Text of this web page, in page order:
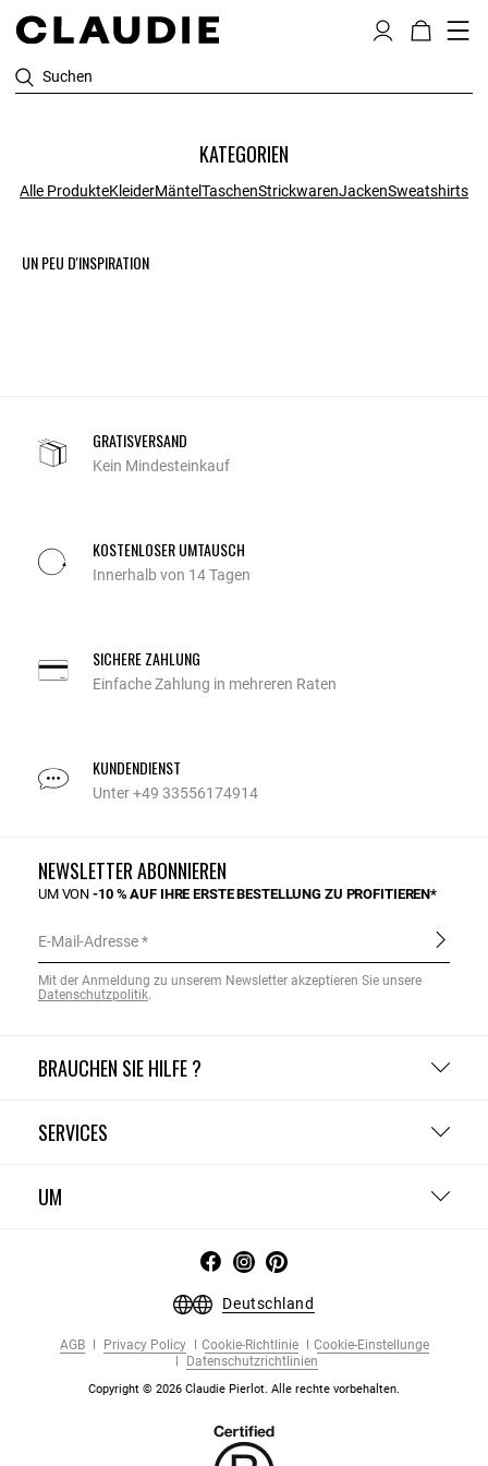
Suchen
KATEGORIEN
Alle ProdukteKleiderMäntelTaschenStrickwarenJackenSweatshirts
UN PEU D'INSPIRATION
GRATISVERSAND
Kein Mindesteinkauf
KOSTENLOSER UMTAUSCH
Innerhalb von 14 Tagen
SICHERE ZAHLUNG
Einfache Zahlung in mehreren Raten
KUNDENDIENST
Unter +49 33556174914
BRAUCHEN SIE HILFE ?
SERVICES
UM
NEWSLETTER ABONNIEREN
UM VON-10 % AUF IHRE ERSTE BESTELLUNG ZU PROFITIEREN*
E-Mail-Adresse
Mit der Anmeldung zu unserem Newsletter akzeptieren Sie unsere
Datenschutzpolitik.
Deutschland
AGB Privacy Policy Cookie-Richtlinie
Cookie-Einstellunge
Datenschutzrichtlinien
Copyright © 2026 Claudie Pierlot. Alle rechte vorbehalten.